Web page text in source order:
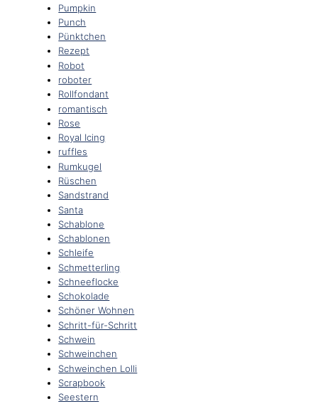
Pumpkin
Punch
Pünktchen
Rezept
Robot
roboter
Rollfondant
romantisch
Rose
Royal Icing
ruffles
Rumkugel
Rüschen
Sandstrand
Santa
Schablone
Schablonen
Schleife
Schmetterling
Schneeflocke
Schokolade
Schöner Wohnen
Schritt-für-Schritt
Schwein
Schweinchen
Schweinchen Lolli
Scrapbook
Seestern